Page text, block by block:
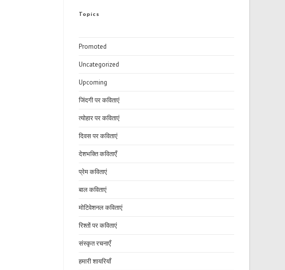
Topics
Promoted
Uncategorized
Upcoming
जिंदगी पर कविताएं
त्योहार पर कविताएं
दिवस पर कविताएं
देशभक्ति कविताएँ
प्रेम कविताएं
बाल कविताएं
मोटिवेशनल कविताएं
रिश्तों पर कविताएं
संस्कृत रचनाएँ
हमारी शायरियाँ